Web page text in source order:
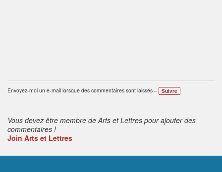
Envoyez-moi un e-mail lorsque des commentaires sont laissés – Suivre
Vous devez être membre de Arts et Lettres pour ajouter des
commentaires !
Join Arts et Lettres